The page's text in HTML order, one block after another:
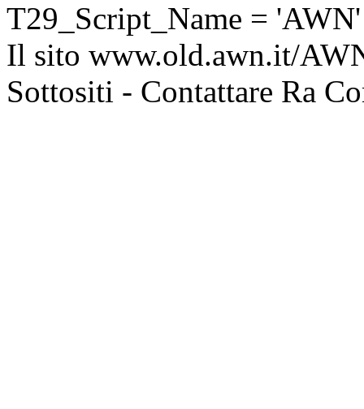
T29_Script_Name = 'AWN'
Il sito www.old.awn.it/
Sottositi - Contattare Ra